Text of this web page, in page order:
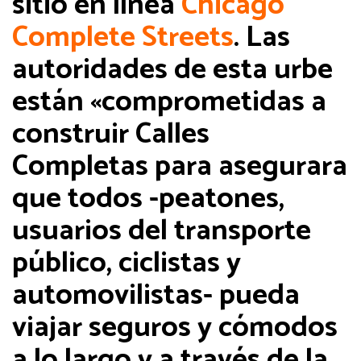
Complete Streets. Las
autoridades de esta urbe
están «comprometidas a
construir Calles
Completas para asegurara
que todos -peatones,
usuarios del transporte
público, ciclistas y
automovilistas- pueda
viajar seguros y cómodos